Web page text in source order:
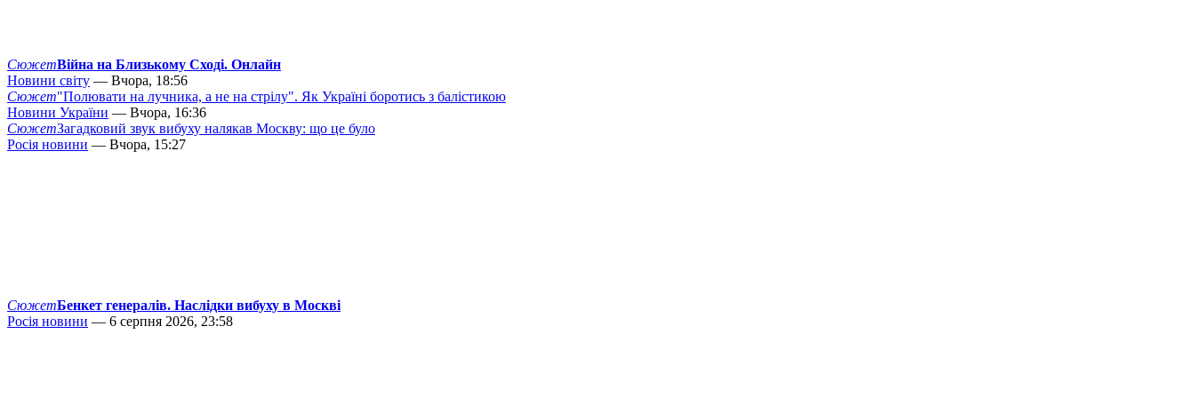
СюжетВійна на Близькому Сході. Онлайн
Новини світу — Вчора, 18:56
Сюжет"Полювати на лучника, а не на стрілу". Як Україні боротись з балістикою
Новини України — Вчора, 16:36
СюжетЗагадковий звук вибуху налякав Москву: що це було
Росія новини — Вчора, 15:27
СюжетБенкет генералів. Наслідки вибуху в Москві
Росія новини — 6 серпня 2026, 23:58